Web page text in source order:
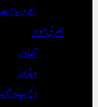
سیر و سیاحت
بصری مواد
تصاویر
ویڈیوز
دلچسپ و